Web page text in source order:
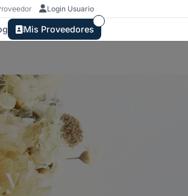
Login Usuario
Mis Proveedores